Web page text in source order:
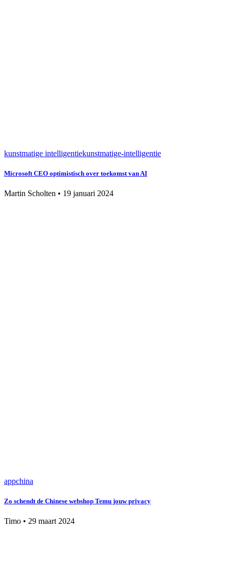
kunstmatige intelligentiekunstmatige-intelligentie
Microsoft CEO optimistisch over toekomst van AI
Martin Scholten • 19 januari 2024
appchina
Zo schendt de Chinese webshop Temu jouw privacy
Timo • 29 maart 2024